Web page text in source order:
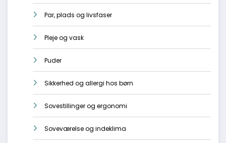
Par, plads og livsfaser
Pleje og vask
Puder
Sikkerhed og allergi hos børn
Sovestillinger og ergonomi
Soveværelse og indeklima